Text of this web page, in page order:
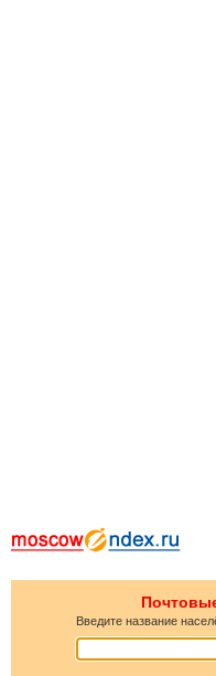
Введите название